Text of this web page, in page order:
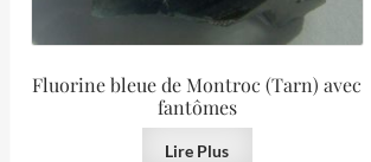
Fluorine bleue de Montroc (Tarn) avec
fantômes
Lire Plus